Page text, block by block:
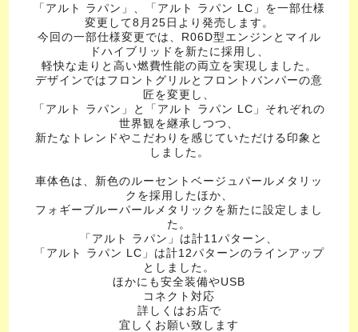
「アルト ラパン」、「アルト ラパン LC」を一部仕様
変更して8月25日より発売します。
今回の一部仕様変更では、R06D型エンジンとマイル
ドハイブリッドを新たに採用し、
軽快な走りと高い燃費性能の両立を実現しました。
デザインではフロントグリルとフロントバンパーの意
匠を変更し、
「アルト ラパン」と「アルト ラパン LC」それぞれの
世界観を継承しつつ、
新たなトレンドやこだわりを感じていただける印象と
しました。
車体色は、新色のルーセントベージュパールメタリッ
クを採用したほか、
フォギーブルーパールメタリックを新たに設定しまし
た。
「アルト ラパン」は計11パターン、
「アルト ラパン LC」は計12パターンのラインアップ
としました。
ほかにも安全装備やUSB
コネクト対応
詳しくはお店で
宜しくお願い致します